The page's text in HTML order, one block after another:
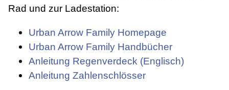
Rad und zur Ladestation:
Urban Arrow Family Homepage
Urban Arrow Family Handbücher
Anleitung Regenverdeck (Englisch)
Anleitung Zahlenschlösser